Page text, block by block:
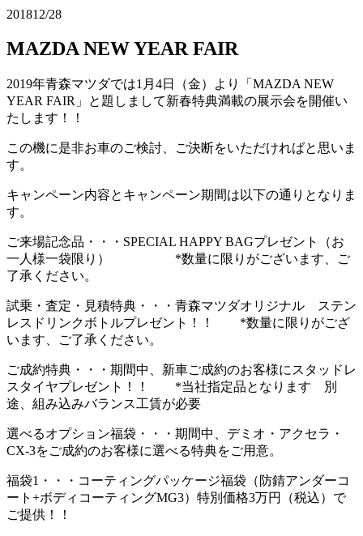
ジ
ネ
シ
ョ
ン
%title
201812/28
MAZDA NEW YEAR FAIR
2019年青森マツダでは1月4日（金）より「MAZDA NEW
YEAR FAIR」と題しまして新春特典満載の展示会を開催い
たします！！
この機に是非お車のご検討、ご決断をいただければと思いま
す。
キャンペーン内容とキャンペーン期間は以下の通りとなりま
す。
ご来場記念品・・・SPECIAL HAPPY BAGプレゼント（お
一人様一袋限り） *数量に限りがございます、ご
了承ください。
試乗・査定・見積特典・・・青森マツダオリジナル ステン
レスドリンクボトルプレゼント！！ *数量に限りがござ
います、ご了承ください。
ご成約特典・・・期間中、新車ご成約のお客様にスタッドレ
スタイヤプレゼント！！ *当社指定品となります 別
途、組み込みバランス工賃が必要
選べるオプション福袋・・・期間中、デミオ・アクセラ・
CX-3をご成約のお客様に選べる特典をご用意。
福袋1・・・コーティングパッケージ福袋（防錆アンダーコ
ート+ボディコーティングMG3）特別価格3万円（税込）で
ご提供！！